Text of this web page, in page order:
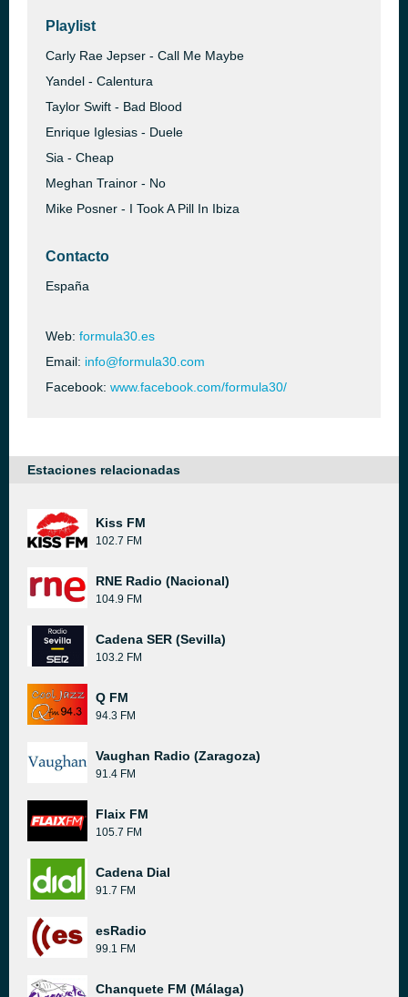
Playlist
Carly Rae Jepser - Call Me Maybe
Yandel - Calentura
Taylor Swift - Bad Blood
Enrique Iglesias - Duele
Sia - Cheap
Meghan Trainor - No
Mike Posner - I Took A Pill In Ibiza
Contacto
España
Web: formula30.es
Email: info@formula30.com
Facebook: www.facebook.com/formula30/
Estaciones relacionadas
Kiss FM
102.7 FM
RNE Radio (Nacional)
104.9 FM
Cadena SER (Sevilla)
103.2 FM
Q FM
94.3 FM
Vaughan Radio (Zaragoza)
91.4 FM
Flaix FM
105.7 FM
Cadena Dial
91.7 FM
esRadio
99.1 FM
Chanquete FM (Málaga)